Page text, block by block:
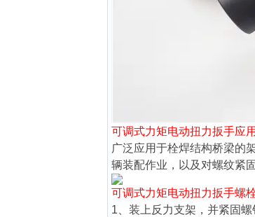
可调式力矩电动扭力扳手应
广泛应用于栓焊结构桥梁的
辆装配作业，以及对螺纹紧
可调式力矩电动扭力扳手螺
1、装上反力支架，并紧固